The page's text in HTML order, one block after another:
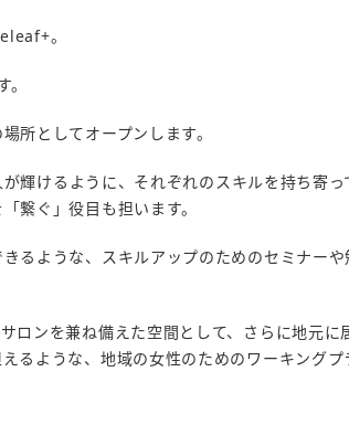
。
所としてオープンします。
輝けるように、それぞれのスキルを持ち寄っ
繋ぐ」役目も担います。
るような、スキルアップのためのセミナーや
ロンを兼ね備えた空間として、さらに地元に
るような、地域の女性のためのワーキングプ